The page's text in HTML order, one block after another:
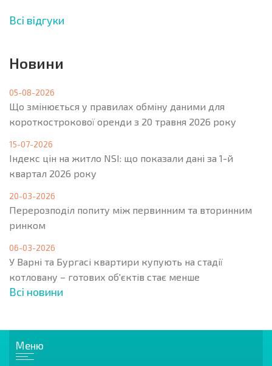
Всі відгуки
Новини
05-08-2026
Що змінюється у правилах обміну даними для
короткострокової оренди з 20 травня 2026 року
15-07-2026
Індекс цін на житло NSI: що показали дані за 1-й
квартал 2026 року
20-03-2026
Перерозподіл попиту між первинним та вторинним
ринком
06-03-2026
У Варні та Бургасі квартири купують на стадії
котловану – готових об'єктів стає менше
Всі новини
Меню